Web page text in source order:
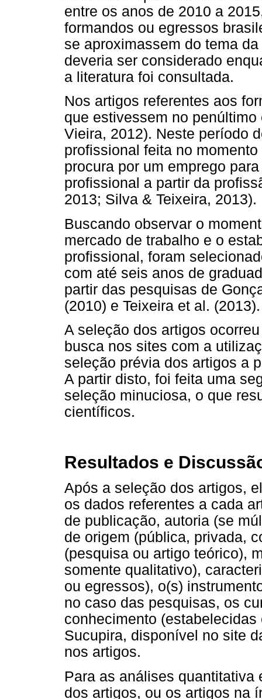
entre os anos de 2010 a
formandos ou egressos
se aproximassem do tema
deveria ser considerado
a literatura foi consultada.
Nos artigos referentes aos
que estivessem no
Vieira, 2012). Neste período
profissional feita no
procura por um emprego
profissional a partir da
2013; Silva & Teixeira, 2013).
Buscando observar o
mercado de trabalho e o
profissional, foram
com até seis anos de
partir das pesquisas de
(2010) e Teixeira et al. (2013).
A seleção dos artigos
busca nos sites com a
seleção prévia dos artigos a
A partir disto, foi feita uma
seleção minuciosa, o que
científicos.
Resultados e
Após a seleção dos artigos,
os dados referentes a cada
de publicação, autoria (se
de origem (pública, privada,
(pesquisa ou artigo teórico),
somente qualitativo),
ou egressos), o(s)
no caso das pesquisas, os
conhecimento
Sucupira, disponível no site
nos artigos.
Para as análises
dos artigos, ou os artigos na